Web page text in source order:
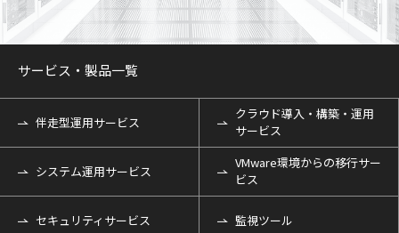
サービス・製品一覧
伴走型運用サービス
クラウド導入・構築・運用
サービス
システム運用サービス
VMware環境からの移行サー
ビス
セキュリティサービス 監視ツール